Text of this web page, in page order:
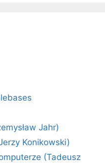
Jahr)
Konikowski)
(Tadeusz